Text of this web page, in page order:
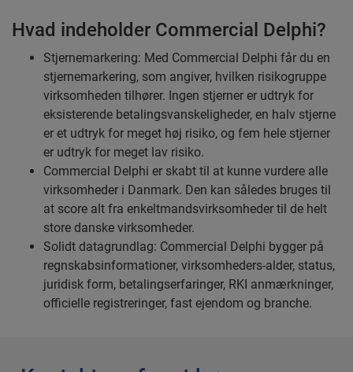
Hvad indeholder Commercial Delphi?
Stjernemarkering: Med Commercial Delphi får du en
stjernemarkering, som angiver, hvilken risikogruppe
virksomheden tilhører. Ingen stjerner er udtryk for
eksisterende betalingsvanskeligheder, en halv stjerne
er et udtryk for meget høj risiko, og fem hele stjerner
er udtryk for meget lav risiko.
Commercial Delphi er skabt til at kunne vurdere alle
virksomheder i Danmark. Den kan således bruges til
at score alt fra enkeltmandsvirksomheder til de helt
store danske virksomheder.
Solidt datagrundlag: Commercial Delphi bygger på
regnskabsinformationer, virksomheders-alder, status,
juridisk form, betalingserfaringer, RKI anmærkninger,
officielle registreringer, fast ejendom og branche.